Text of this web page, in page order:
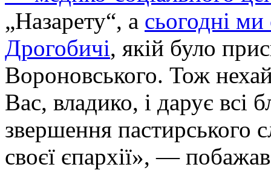
„Назарету“, а сьогодні
Дрогобичі, якій було
Вороновського. Тож
Вас, владико, і дарує всі
звершення пастирського
своєї єпархії», —